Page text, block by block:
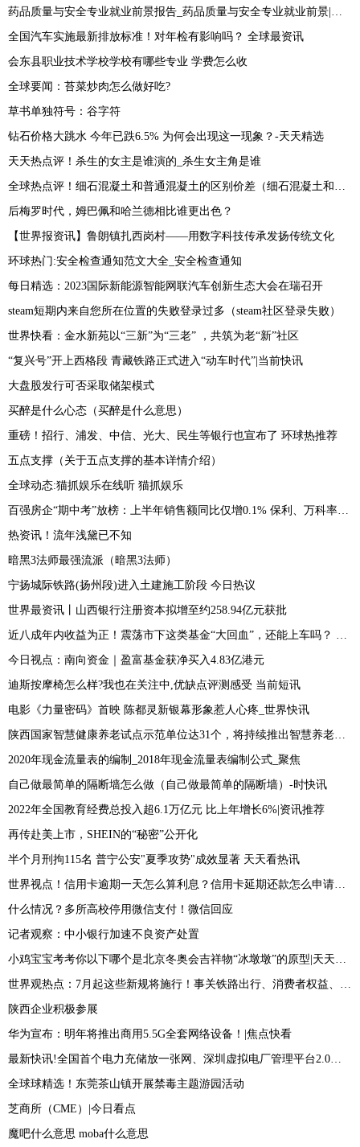
药品质量与安全专业就业前景报告_药品质量与安全专业就业前景|世界短讯
全国汽车实施最新排放标准！对年检有影响吗？ 全球最资讯
会东县职业技术学校学校有哪些专业 学费怎么收
全球要闻：苔菜炒肉怎么做好吃?
草书单独符号：谷字符
钻石价格大跳水 今年已跌6.5% 为何会出现这一现象？-天天精选
天天热点评！杀生的女主是谁演的_杀生女主角是谁
全球热点评！细石混凝土和普通混凝土的区别价差（细石混凝土和普通混凝土的区别有哪些）
后梅罗时代，姆巴佩和哈兰德相比谁更出色？
【世界报资讯】鲁朗镇扎西岗村——用数字科技传承发扬传统文化
环球热门:安全检查通知范文大全_安全检查通知
每日精选：2023国际新能源智能网联汽车创新生态大会在瑞召开
steam短期内来自您所在位置的失败登录过多（steam社区登录失败）
世界快看：金水新苑以“三新”为“三老” ，共筑为老“新”社区
“复兴号”开上西格段 青藏铁路正式进入“动车时代”|当前快讯
大盘股发行可否采取储架模式
买醉是什么心态（买醉是什么意思）
重磅！招行、浦发、中信、光大、民生等银行也宣布了 环球热推荐
五点支撑（关于五点支撑的基本详情介绍）
全球动态:猫抓娱乐在线听 猫抓娱乐
百强房企“期中考”放榜：上半年销售额同比仅增0.1% 保利、万科率先迈入2000亿阵营-热门看点
热资讯！流年浅黛已不知
暗黑3法师最强流派（暗黑3法师）
宁扬城际铁路(扬州段)进入土建施工阶段 今日热议
世界最资讯丨山西银行注册资本拟增至约258.94亿元获批
近八成年内收益为正！震荡市下这类基金“大回血”，还能上车吗？ 世界看点
今日视点：南向资金｜盈富基金获净买入4.83亿港元
迪斯按摩椅怎么样?我也在关注中,优缺点评测感受 当前短讯
电影《力量密码》首映 陈都灵新银幕形象惹人心疼_世界快讯
陕西国家智慧健康养老试点示范单位达31个，将持续推出智慧养老应用场景 焦点
2020年现金流量表的编制_2018年现金流量表编制公式_聚焦
自己做最简单的隔断墙怎么做（自己做最简单的隔断墙）-时快讯
2022年全国教育经费总投入超6.1万亿元 比上年增长6%|资讯推荐
再传赴美上市，SHEIN的“秘密”公开化
半个月刑拘115名 普宁公安"夏季攻势"成效显著 天天看热讯
世界视点！信用卡逾期一天怎么算利息？信用卡延期还款怎么申请？-天天热文
什么情况？多所高校停用微信支付！微信回应
记者观察：中小银行加速不良资产处置
小鸡宝宝考考你以下哪个是北京冬奥会吉祥物“冰墩墩”的原型|天天新资讯
世界观热点：7月起这些新规将施行！事关铁路出行、消费者权益、低保标准
陕西企业积极参展
华为宣布：明年将推出商用5.5G全套网络设备！|焦点快看
最新快讯!全国首个电力充储放一张网、深圳虚拟电厂管理平台2.0上线
全球球精选！东莞茶山镇开展禁毒主题游园活动
芝商所（CME）|今日看点
魔吧什么意思 moba什么意思